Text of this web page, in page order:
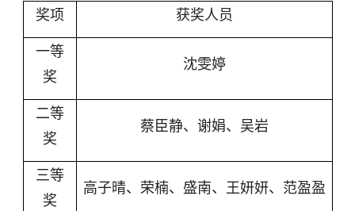
奖项
获奖人员
一等
奖
沈雯婷
二等
奖
蔡臣静、谢娟、吴岩
三等
奖
高子晴、荣楠、盛南、王妍妍、范盈盈